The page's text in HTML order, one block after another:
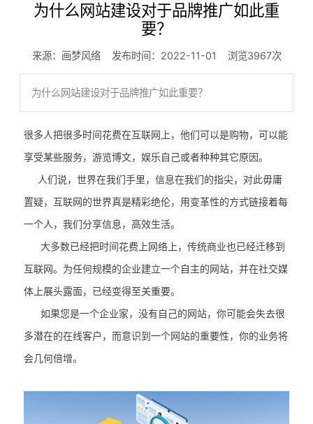
为什么网站建设对于品牌推广如此重
要？
来源：画梦风络 发布时间：2022-11-01 浏览3967次
为什么网站建设对于品牌推广如此重要？
很多人把很多时间花费在互联网上，他们可以是购物，可以能
享受某些服务，游览博文，娱乐自己或者种种其它原因。
人们说，世界在我们手里，信息在我们的指尖，对此毋庸
置疑，互联网的世界真是精彩绝伦，用变革性的方式链接着每
一个人，我们分享信息，高效生活。
大多数已经把时间花费上网络上，传统商业也已经迁移到
互联网。为任何规模的企业建立一个自主的网站，并在社交媒
体上展头露面，已经变得至关重要。
如果您是一个企业家，没有自己的网站，你可能会失去很
多潜在的在线客户，而意识到一个网站的重要性，你的业务将
会几何倍增。